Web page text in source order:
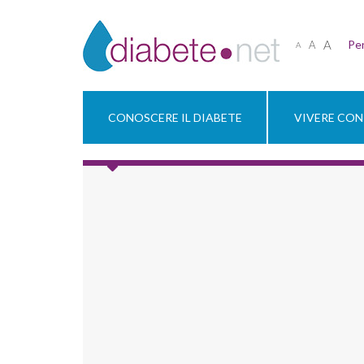
A A A
CONOSCERE IL DIABETE VIVERE